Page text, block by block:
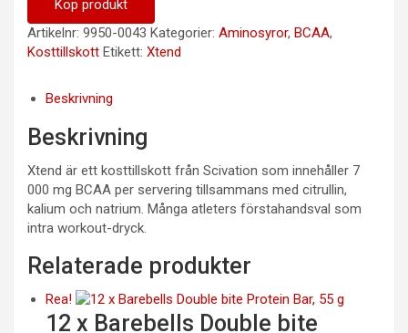
Köp produkt
Artikelnr: 9950-0043 Kategorier: Aminosyror, BCAA,
Kosttillskott Etikett: Xtend
Beskrivning
Beskrivning
Xtend är ett kosttillskott från Scivation som innehåller 7
000 mg BCAA per servering tillsammans med citrullin,
kalium och natrium. Många atleters förstahandsval som
intra workout-dryck.
Relaterade produkter
Rea!
12 x Barebells Double bite